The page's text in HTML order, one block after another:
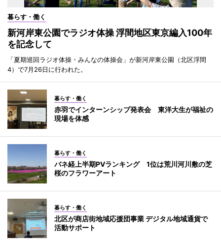
暮らす・働く
新河岸東公園でラジオ体操 浮間地区東京編入100年
を記念して
「夏期巡回ラジオ体操・みんなの体操会」が新河岸東公園（北区浮間
4）で7月26日に行われた。
暮らす・働く
赤羽でインターンシップ発表会 東洋大生が福祉の
現場を体感
暮らす・働く
バネ経上半期PVランキング 1位は荒川河川敷の芝
桜のフラワーアート
暮らす・働く
北区が商店街地域応援団事業 デジタル地域通貨で
活動サポート